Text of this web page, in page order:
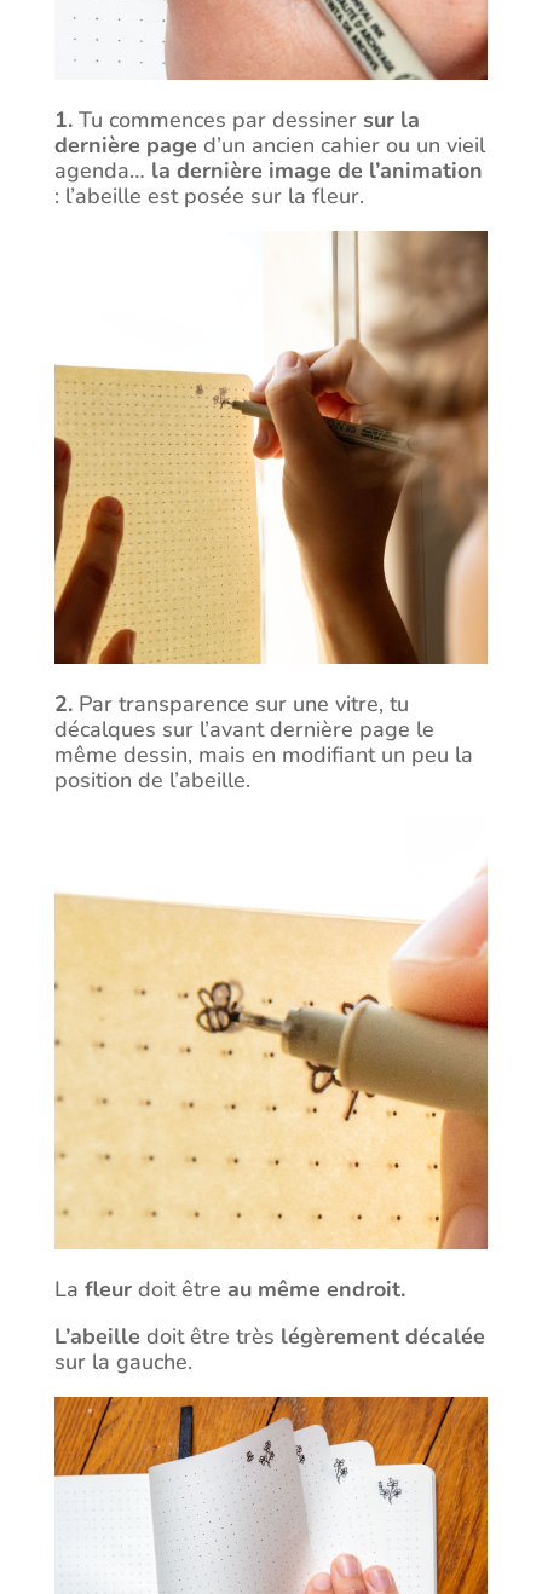
1.Tu commences par dessiner sur la
dernière page d’un ancien cahier ou un vieil
agenda… la dernière image de l’animation
: l’abeille est posée sur la fleur.
2.Par transparence sur une vitre, tu
décalques sur l’avant dernière page le
même dessin, mais en modifiant un peu la
position de l’abeille.
La fleurdoit être au même endroit.
L’abeille doit être très légèrement décalée
sur la gauche.